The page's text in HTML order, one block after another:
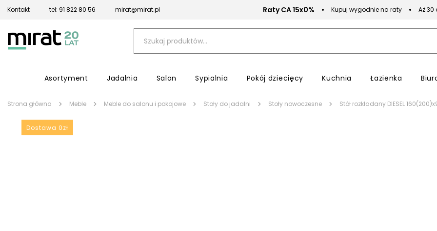
Kontakt tel: 91 822 80 56 mirat@mirat.pl Raty CA 15x0% Kupuj wygodnie na raty Aż 30
Asortyment Jadalnia Salon Sypialnia Pokój dziecięcy Kuchnia Łazienka
Strona główna Meble Meble do salonu i pokojowe Stoły do jadalni Stoły nowoczesne Stół rozkładany DIESEL
Dostawa 0zł